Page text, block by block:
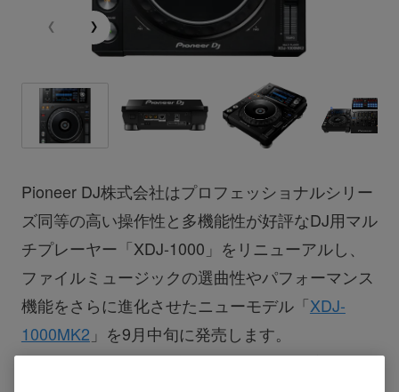
Pioneer DJ株式会社はプロフェッショナルシリー
ズ同等の高い操作性と多機能性が好評なDJ用マル
チプレーヤー「XDJ-1000」をリニューアルし、
ファイルミュージックの選曲性やパフォーマンス
機能をさらに進化させたニューモデル「XDJ-
1000MK2 」を9月中旬に発売します。
本機は、多くのクラブに常設機材として導入され